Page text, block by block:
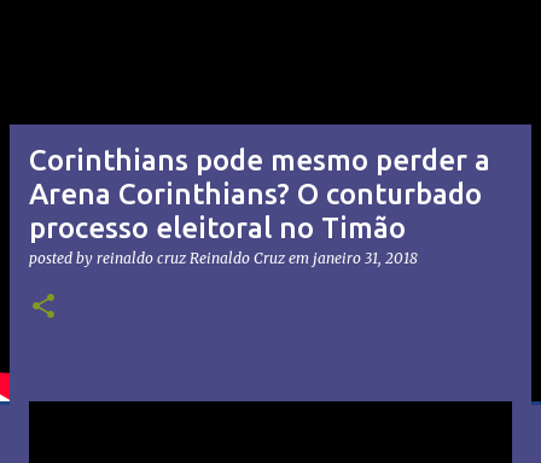
Corinthians pode mesmo perder a
Arena Corinthians? O conturbado
processo eleitoral no Timão
posted by reinaldo cruz Reinaldo Cruz em janeiro 31, 2018